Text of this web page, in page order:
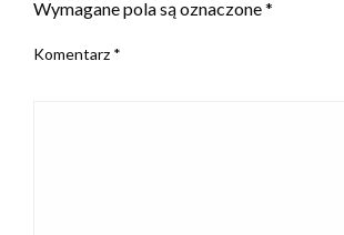
Wymagane pola są oznaczone*
Komentarz *